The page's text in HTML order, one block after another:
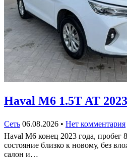
Haval M6 1.5T AT 2023
Сеть 06.08.2026 • Нет комментария
Haval M6 конец 2023 года, пробег
состояние близко к новому, без
салон и…